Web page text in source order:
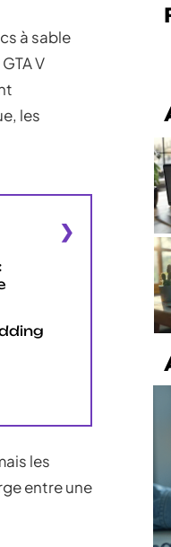
à sable
V
les
les
entre une